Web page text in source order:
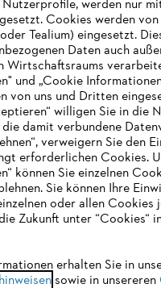
WIRD
Nutzung unserer Seite
Browser zu wechseln:
Nutzerprofile, werden nur
Cookies werden
Tealium) eingesetzt.
Daten auch
Wirtschaftsraums
und „Cookie
von uns und Dritten
willigen Sie in die
damit verbundene
verweigern Sie den
erforderlichen Cookies.
können Sie einzelnen
Sie können Ihre
oder allen Cookies
Zukunft unter “Cookies“
erhalten Sie in
sowie in unsereren